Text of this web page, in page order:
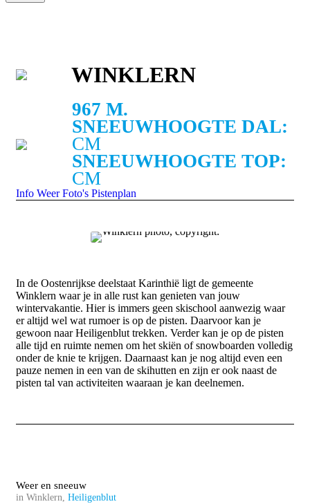
WINKLERN
967 M.
SNEEUWHOOGTE DAL:
CM
SNEEUWHOOGTE TOP:
CM
Info Weer Foto's Pistenplan
In de Oostenrijkse deelstaat Karinthië ligt de gemeente
Winklern waar je in alle rust kan genieten van jouw
wintervakantie. Hier is immers geen skischool aanwezig waar
er altijd wel wat rumoer is op de pisten. Daarvoor kan je
gewoon naar Heiligenblut trekken. Verder kan je op de pisten
alle tijd en ruimte nemen om het skiën of snowboarden volledig
onder de knie te krijgen. Daarnaast kan je nog altijd even een
pauze nemen in een van de skihutten en zijn er ook naast de
pisten tal van activiteiten waaraan je kan deelnemen.
Weer en sneeuw
in Winklern, Heiligenblut